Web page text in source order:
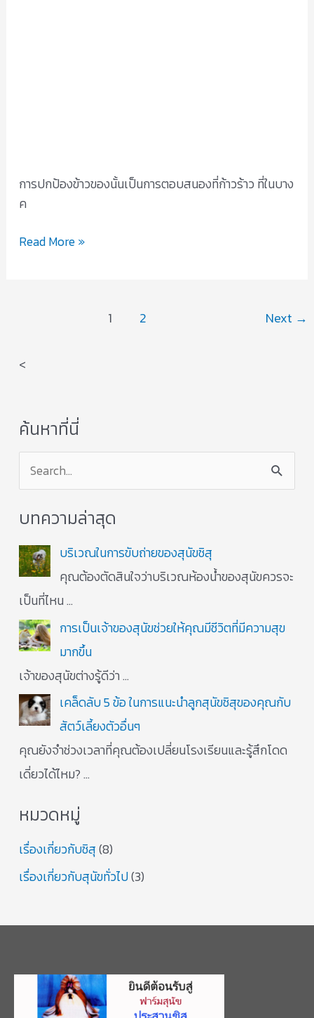
การปกป้องข้าวของนั้นเป็นการตอบสนองที่ก้าวร้าว ที่ในบาง
ค
Read More »
1 2 Next →
<
ค้นหาที่นี่
a
r
c
h
f
o
บทความล่าสุด
บริเวณในการขับถ่ายของสุนัขชิสุ
คุณต้องตัดสินใจว่าบริเวณห้องน้ำของสุนัขควรจะ
เป็นที่ไหน…
การเป็นเจ้าของสุนัขช่วยให้คุณมีชีวิตที่มีความสุข
มากขึ้น
เจ้าของสุนัขต่างรู้ดีว่า…
เคล็ดลับ 5 ข้อ ในการแนะนำลูกสุนัขชิสุของคุณกับ
สัตว์เลี้ยงตัวอื่นๆ
คุณยังจำช่วงเวลาที่คุณต้องเปลี่ยนโรงเรียนและรู้สึกโดด
เดี่ยวได้ไหม?…
หมวดหมู่
เรื่องเกี่ยวกับชิสุ(8)
เรื่องเกี่ยวกับสุนัขทั่วไป(3)